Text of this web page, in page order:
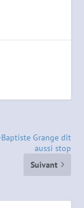
Baptiste Grange dit
aussi stop
Suivant